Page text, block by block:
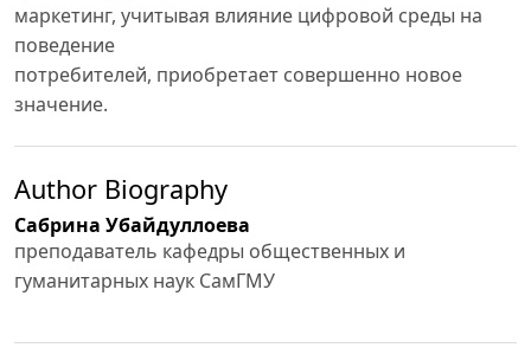
маркетинг, учитывая влияние цифровой среды на
поведение
потребителей, приобретает совершенно новое
значение.
Author Biography
Сабрина Убайдуллоева
преподаватель кафедры общественных и
гуманитарных наук СамГМУ